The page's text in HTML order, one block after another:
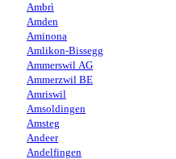
Ambrì
Amden
Aminona
Amlikon-Bissegg
Ammerswil AG
Ammerzwil BE
Amriswil
Amsoldingen
Amsteg
Andeer
Andelfingen